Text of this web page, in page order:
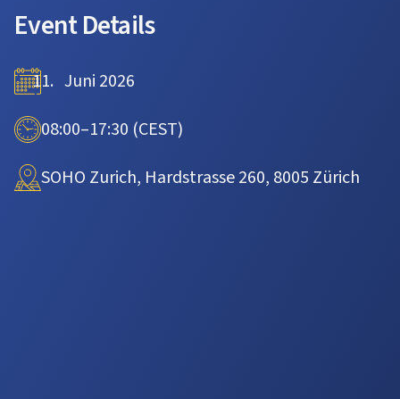
Event Details
Juni 2026
08:00–17:30 (CEST)
SOHO Zurich, Hardstrasse 260, 8005 Zürich